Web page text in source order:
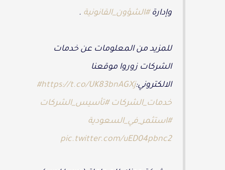
وإدارة#الشؤون_القانونية .
للمزيد من المعلومات عن خدمات
الشركات زوروا موقعنا
الالكتروني:https://t.co/UK83bnAGXj
#
خدمات_الشركات #تأسيس_الشركات
#استثمر_في_السعودية
pic.twitter.com/uED04pbnc2